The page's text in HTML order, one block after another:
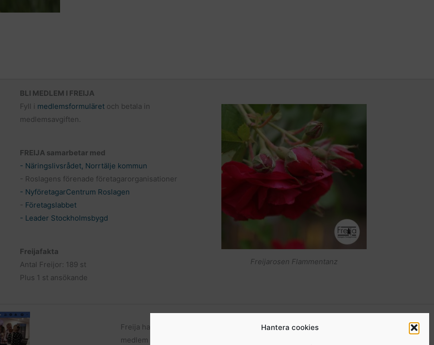
Hantera cookies
BLI MEDLEM I FREIJA
Fyll i medlemsformuläretoch betala in
medlemsavgiften.
FREIJA samarbetar med
- Näringslivsrådet, Norrtälje kommun
- Roslagens förenade företagarorganisationer
- NyföretagarCentrum Roslagen
- Företagslabbet
- Leader Stockholmsbygd
Freijafakta
Antal Freijor: 189 st
Plus 1 st ansökande
Freijarosen Flammentanz
Freija har en sluten Facebookgrupp för medlemmar. I den gruppen kan du som är
medlem kommunicera med andra Freijor, ställa frågor, tipsa varandra etc… Här